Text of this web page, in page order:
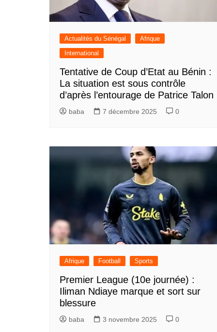
Actualités du Sénégal
Afrique
International
Tentative de Coup d’Etat au Bénin :
La situation est sous contrôle
d’après l’entourage de Patrice Talon
baba 7 décembre 2025 0
Afrique Football Sports
Premier League (10e journée) :
Iliman Ndiaye marque et sort sur
blessure
baba 3 novembre 2025 0